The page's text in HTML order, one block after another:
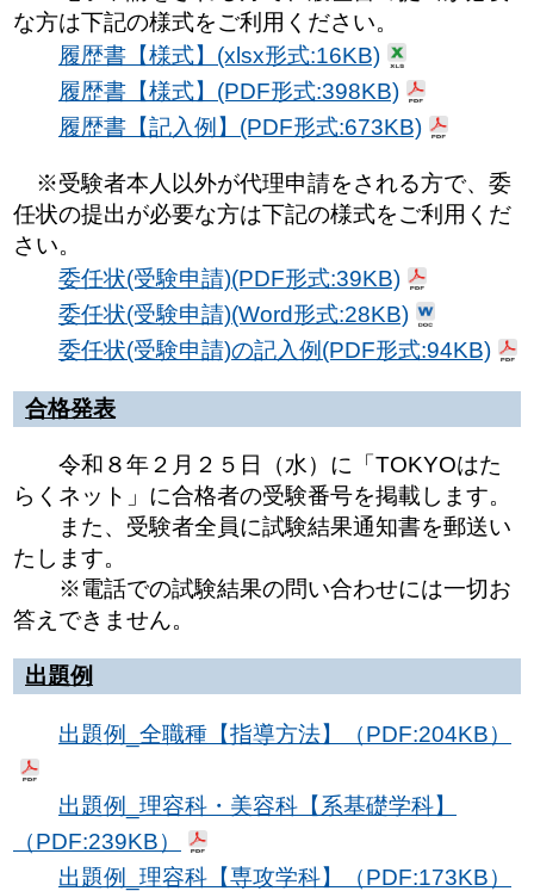
な方は下記の様式をご利用ください。
履歴書【様式】(xlsx形式:16KB)
履歴書【様式】(PDF形式:398KB)
履歴書【記入例】(PDF形式:673KB)
※受験者本人以外が代理申請をされる方で、委
任状の提出が必要な方は下記の様式をご利用くだ
さい。
委任状(受験申請)(PDF形式:39KB)
委任状(受験申請)(Word形式:28KB)
委任状(受験申請)の記入例(PDF形式:94KB)
合格発表
令和８年２月２５日（水）に「TOKYOはた
らくネット」に合格者の受験番号を掲載します。
また、受験者全員に試験結果通知書を郵送い
たします。
※電話での試験結果の問い合わせには一切お
答えできません。
出題例
出題例_全職種【指導方法】（PDF:204KB）
出題例_理容科・美容科【系基礎学科】
（PDF:239KB）
出題例_理容科【専攻学科】（PDF:173KB）